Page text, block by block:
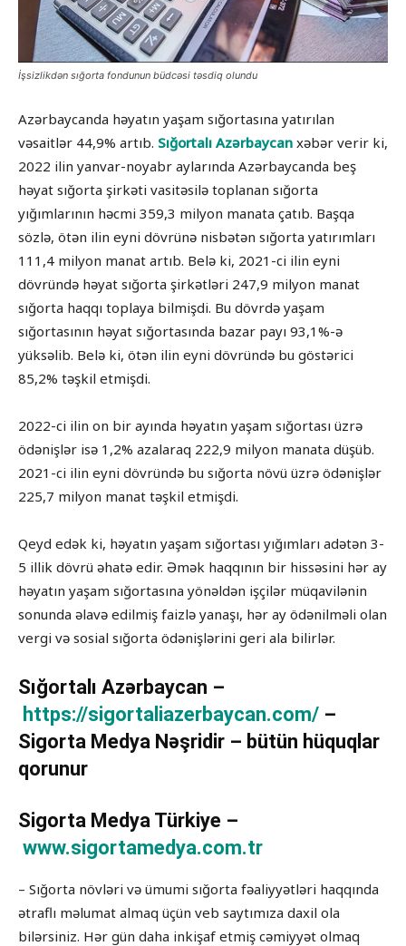
İşsizlikdən sığorta fondunun büdcəsi təsdiq olundu
Azərbaycanda həyatın yaşam sığortasına yatırılan
vəsaitlər 44,9% artıb. Sığortalı Azərbaycan xəbər verir ki,
2022 ilin yanvar-noyabr aylarında Azərbaycanda beş
həyat sığorta şirkəti vasitəsilə toplanan sığorta
yığımlarının həcmi 359,3 milyon manata çatıb. Başqa
sözlə, ötən ilin eyni dövrünə nisbətən sığorta yatırımları
111,4 milyon manat artıb. Belə ki, 2021-ci ilin eyni
dövründə həyat sığorta şirkətləri 247,9 milyon manat
sığorta haqqı toplaya bilmişdi. Bu dövrdə yaşam
sığortasının həyat sığortasında bazar payı 93,1%-ə
yüksəlib. Belə ki, ötən ilin eyni dövründə bu göstərici
85,2% təşkil etmişdi.
2022-ci ilin on bir ayında həyatın yaşam sığortası üzrə
ödənişlər isə 1,2% azalaraq 222,9 milyon manata düşüb.
2021-ci ilin eyni dövründə bu sığorta növü üzrə ödənişlər
225,7 milyon manat təşkil etmişdi.
Qeyd edək ki, həyatın yaşam sığortası yığımları adətən 3-
5 illik dövrü əhatə edir. Əmək haqqının bir hissəsini hər ay
həyatın yaşam sığortasına yönəldən işçilər müqavilənin
sonunda əlavə edilmiş faizlə yanaşı, hər ay ödənilməli olan
vergi və sosial sığorta ödənişlərini geri ala bilirlər.
Sığortalı Azərbaycan –
https://sigortaliazerbaycan.com/ –
Sigorta Medya Nəşridir – bütün hüquqlar
qorunur
Sigorta Medya Türkiye –
www.sigortamedya.com.tr
– Sığorta növləri və ümumi sığorta fəaliyyətləri haqqında
ətraflı məlumat almaq üçün veb saytımıza daxil ola
bilərsiniz. Hər gün daha inkişaf etmiş cəmiyyət olmaq